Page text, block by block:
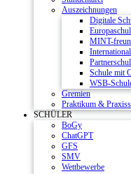
Auszeichnungen
Digitale
MINT-
Schule mit
WSB-
Gremien
Praktikum &
SCHÜLER
BoGy
ChatGPT
GFS
SMV
Wettbewerbe